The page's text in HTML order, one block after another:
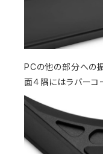
PCの他の部分への
面４隅にはラバーコ